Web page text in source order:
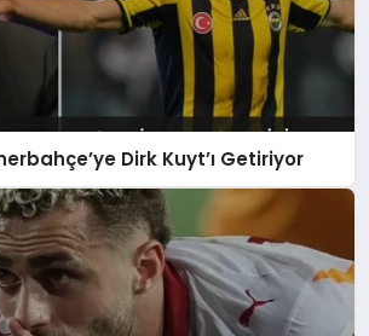
Dirk Kuyt’ı Getiriyor